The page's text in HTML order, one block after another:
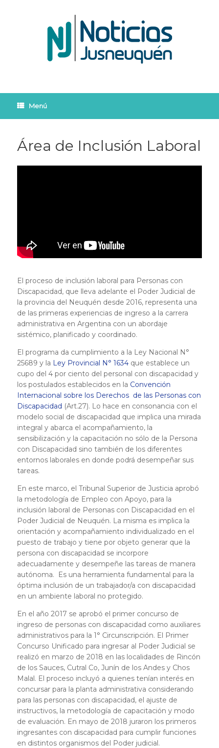
Menú
Área de Inclusión Laboral
El proceso de inclusión laboral para Personas con
Discapacidad, que lleva adelante el Poder Judicial de
la provincia del Neuquén desde 2016, representa una
de las primeras experiencias de ingreso a la carrera
administrativa en Argentina con un abordaje
sistémico, planificado y coordinado.
El programa da cumplimiento a la Ley Nacional N°
25689 y la Ley Provincial N° 1634 que establece un
cupo del 4 por ciento del personal con discapacidad y
los postulados establecidos en la Convención
Internacional sobre los Derechos de las Personas con
Discapacidad (Art.27). Lo hace en consonancia con el
modelo social de discapacidad que implica una mirada
integral y abarca el acompañamiento, la
sensibilización y la capacitación no sólo de la Persona
con Discapacidad sino también de los diferentes
entornos laborales en donde podrá desempeñar sus
tareas.
En este marco, el Tribunal Superior de Justicia aprobó
la metodología de Empleo con Apoyo, para la
inclusión laboral de Personas con Discapacidad en el
Poder Judicial de Neuquén. La misma es implica la
orientación y acompañamiento individualizado en el
puesto de trabajo y tiene por objeto generar que la
persona con discapacidad se incorpore
adecuadamente y desempeñe las tareas de manera
autónoma. Es una herramienta fundamental para la
óptima inclusión de un trabajador/a con discapacidad
en un ambiente laboral no protegido.
En el año 2017 se aprobó el primer concurso de
ingreso de personas con discapacidad como auxiliares
administrativos para la 1° Circunscripción. El Primer
Concurso Unificado para ingresar al Poder Judicial se
realizó en marzo de 2018 en las localidades de Rincón
de los Sauces, Cutral Co, Junín de los Andes y Chos
Malal. El proceso incluyó a quienes tenían interés en
concursar para la planta administrativa considerando
para las personas con discapacidad, el ajuste de
instructivos, la metodología de capacitación y modo
de evaluación. En mayo de 2018 juraron los primeros
ingresantes con discapacidad para cumplir funciones
en distintos organismos del Poder judicial.